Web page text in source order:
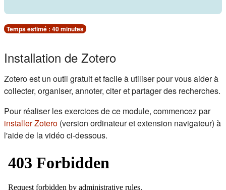
Temps estimé : 40 minutes
Installation de Zotero
Zotero est un outil gratuit et facile à utiliser pour vous aider à
collecter, organiser, annoter, citer et partager des recherches.
Pour réaliser les exercices de ce module, commencez par
installer Zotero(s'ouvre dans un nouvel onglet)
(version ordinateur et extension navigateur) à
l'aide de la vidéo ci-dessous.